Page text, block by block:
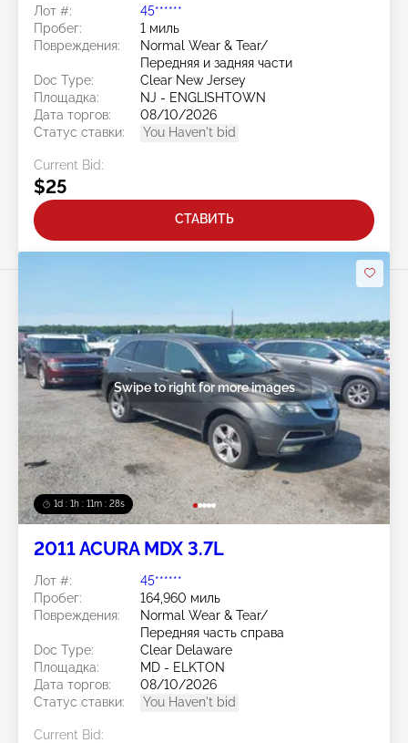
Лот #:
45******
Пробег:
1 миль
Повреждения:
Normal Wear & Tear/
Передняя и задняя части
Doc Type:
Clear New Jersey
Площадка:
NJ - ENGLISHTOWN
Дата торгов:
08/10/2026
Статус ставки:
You Haven't bid
Current Bid:
$25
СТАВИТЬ
1d : 1h : 11m : 25s
Swipe to right for more images
2011 ACURA MDX 3.7L
Лот #:
45******
Пробег:
164,960 миль
Повреждения:
Normal Wear & Tear/
Передняя часть справа
Doc Type:
Clear Delaware
Площадка:
MD - ELKTON
Дата торгов:
08/10/2026
Статус ставки:
You Haven't bid
Current Bid: